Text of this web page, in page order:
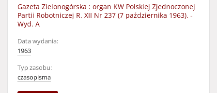
Gazeta Zielonogórska : organ KW Polskiej Zjednoczonej
Partii Robotniczej R. XII Nr 237 (7 października 1963). -
Wyd. A
Data wydania:
1963
Typ zasobu:
czasopisma